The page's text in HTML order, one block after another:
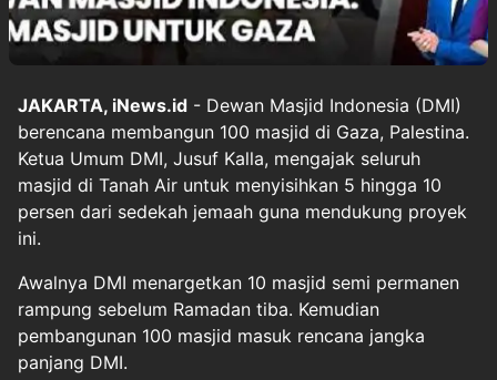
JAKARTA, iNews.id - Dewan Masjid Indonesia (DMI)
berencana membangun 100 masjid di Gaza, Palestina.
Ketua Umum DMI, Jusuf Kalla, mengajak seluruh
masjid di Tanah Air untuk menyisihkan 5 hingga 10
persen dari sedekah jemaah guna mendukung proyek
ini.
Awalnya DMI menargetkan 10 masjid semi permanen
rampung sebelum Ramadan tiba. Kemudian
pembangunan 100 masjid masuk rencana jangka
panjang DMI.